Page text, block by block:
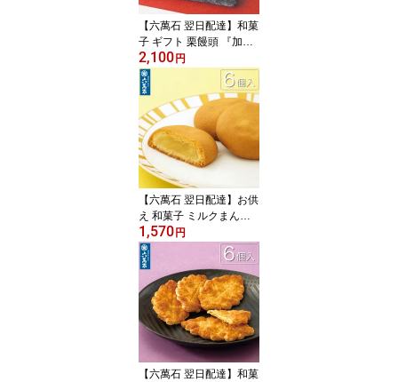
【六萬石 翌日配達】和菓
子 ギフト 栗饅頭 『加古
まろん 6個入』 栗まんじ
ゅう 個包装 プレゼント
栗饅頭 入園 入学 お供え
お土産 手土産 お祝い 秋
内祝い 贈答品 お菓子 菓
子折り 大好評 スイーツ
お取寄せ 高級 お取り寄
せ お歳暮
2,100 円
【六萬石 翌日配達】お供
え 和菓子 ミルクまんじ
ゅう 『月の輪ミルク 6個
入』 個包装 クッキー生
地 ミルク饅頭 ギフト 手
土産 饅頭 お祝い 内祝い
贈答品 お菓子 人気 美味
菓子折り 大好評 銘菓 詰
め合わせ お取寄せ お歳
暮 お年賀【宅急便コンパ
クト】
1,570 円
【六萬石 翌日配達】和菓